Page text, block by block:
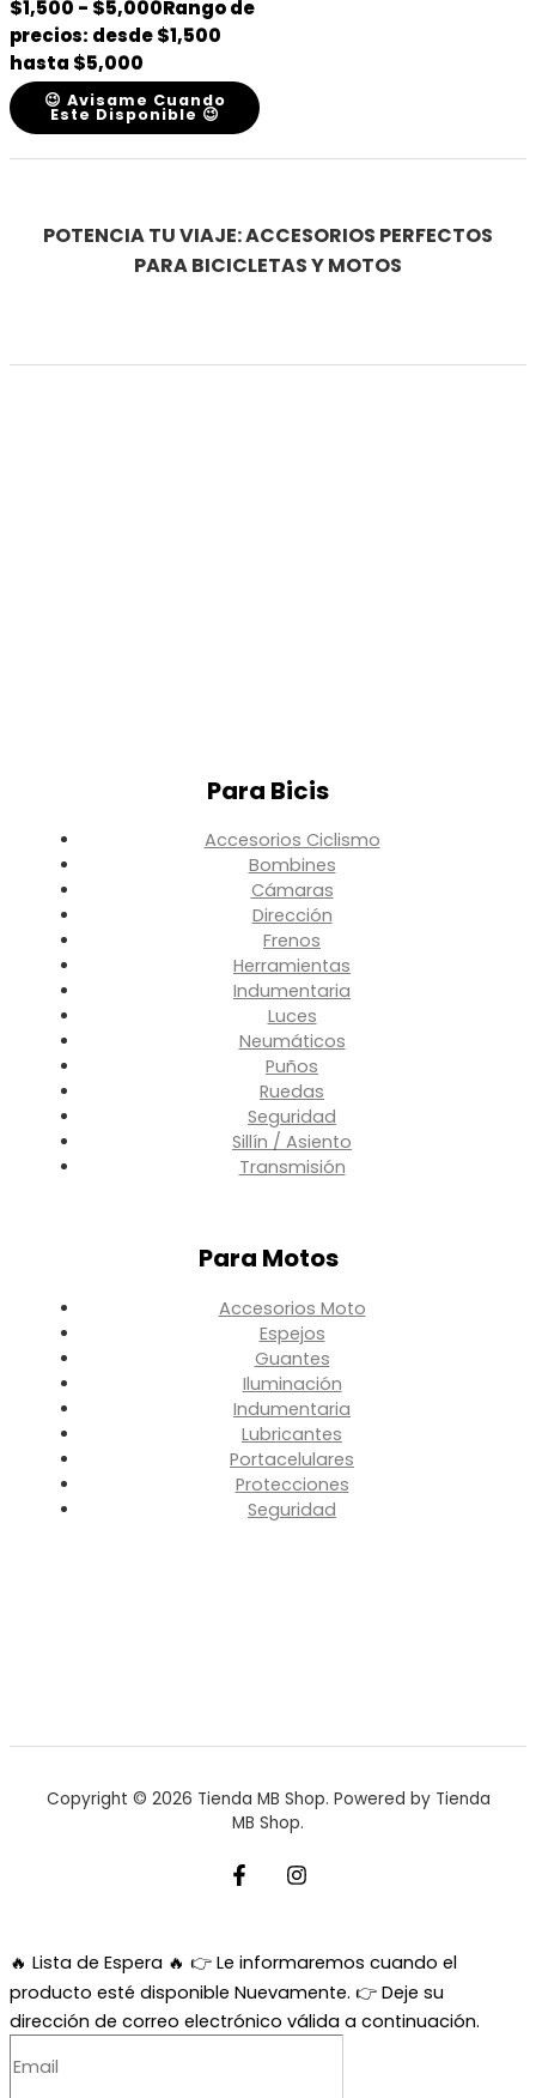
$1,500 - $5,000Rango de
precios: desde $1,500
hasta $5,000
😉 Avisame Cuando
Este Disponible 😉
POTENCIA TU VIAJE: ACCESORIOS PERFECTOS
PARA BICICLETAS Y MOTOS
Para Bicis
Accesorios Ciclismo
Bombines
Cámaras
Dirección
Frenos
Herramientas
Indumentaria
Luces
Neumáticos
Puños
Ruedas
Seguridad
Sillín / Asiento
Transmisión
Para Motos
Accesorios Moto
Espejos
Guantes
Iluminación
Indumentaria
Lubricantes
Portacelulares
Protecciones
Seguridad
Copyright © 2026 Tienda MB Shop. Powered by Tienda
MB Shop.
🔥 Lista de Espera 🔥 👉 Le informaremos cuando el
producto esté disponible Nuevamente. 👉 Deje su
dirección de correo electrónico válida a continuación.